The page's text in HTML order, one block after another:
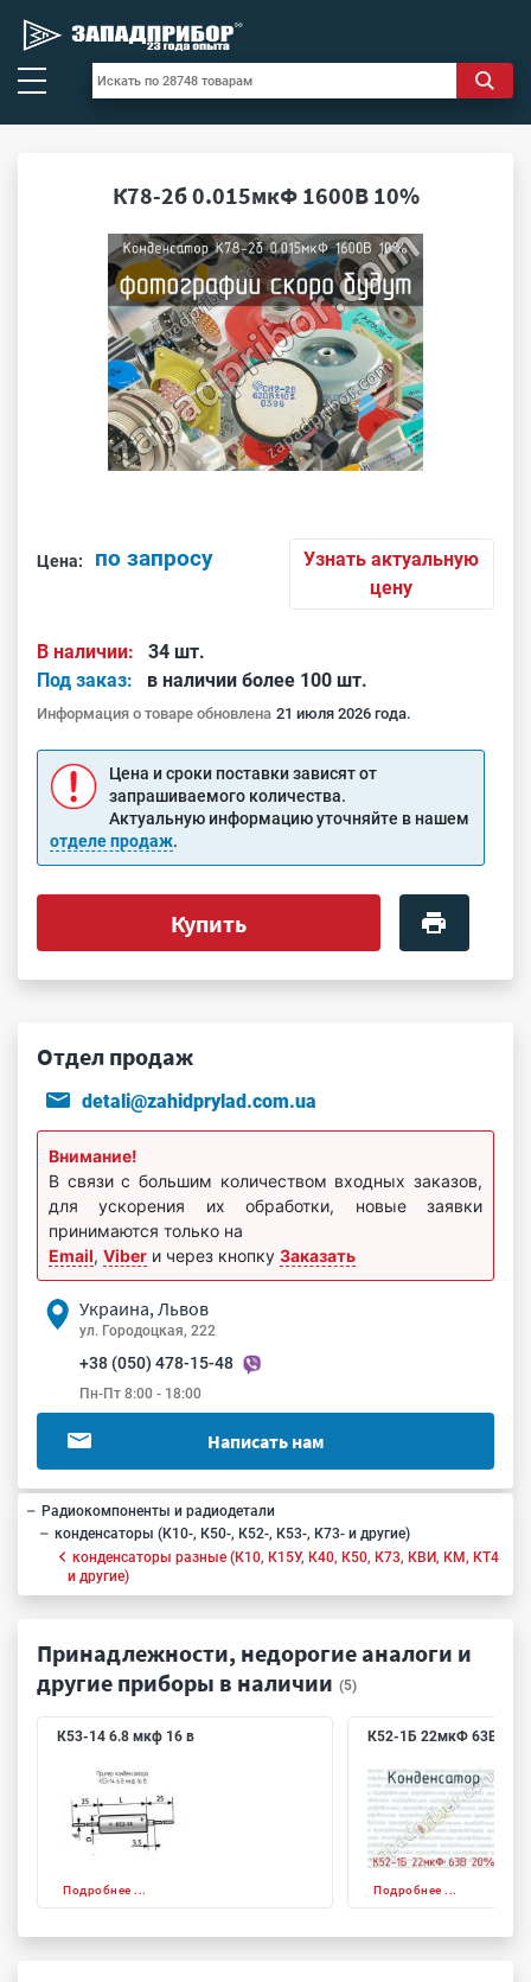
К78-2б 0.015мкФ 1600В 10%
Цена: по запросу
Узнать актуальную
цену
В наличии:
34 шт.
Под заказ:
в наличии более 100 шт.
Информация о товаре обновлена 21 июля 2026 года.
Цена и сроки поставки зависят от
запрашиваемого количества.
Актуальную информацию уточняйте в нашем
отделе продаж.
Купить
Отдел продаж
detali@zahidprylad.com.ua
Внимание!
В связи с большим количеством входных заказов,
для ускорения их обработки, новые заявки
принимаются только на
Email, Viber и через кнопку Заказать
Украина, Львов
ул. Городоцкая, 222
+38 (050) 478-15-48
Пн-Пт 8:00 - 18:00
Написать нам
Радиокомпоненты и радиодетали
конденсаторы (К10-, К50-, К52-, К53-, К73- и другие)
конденсаторы разные (К10, К15У, К40, К50, К73, КВИ, КМ, КТ4
и другие)
Принадлежности, недорогие аналоги и
другие приборы в наличии (5)
К53-14 6.8 мкф 16 в
Подробнее ...
К52-1Б 22мкФ 63В 20%
Подробнее ...